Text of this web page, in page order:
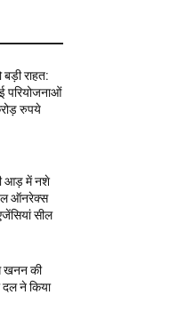
बड़ी राहत:
परियोजनाओं
रुपये
आड़ में नशे
ऑनरेक्स
सील
खनन की
दल ने किया